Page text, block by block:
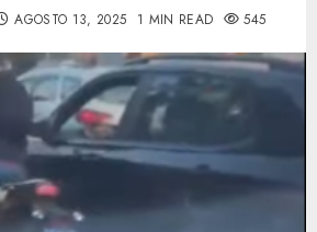
AGOSTO 13, 2025 1 MIN READ 545